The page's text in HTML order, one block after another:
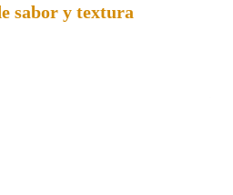
sabor y textura